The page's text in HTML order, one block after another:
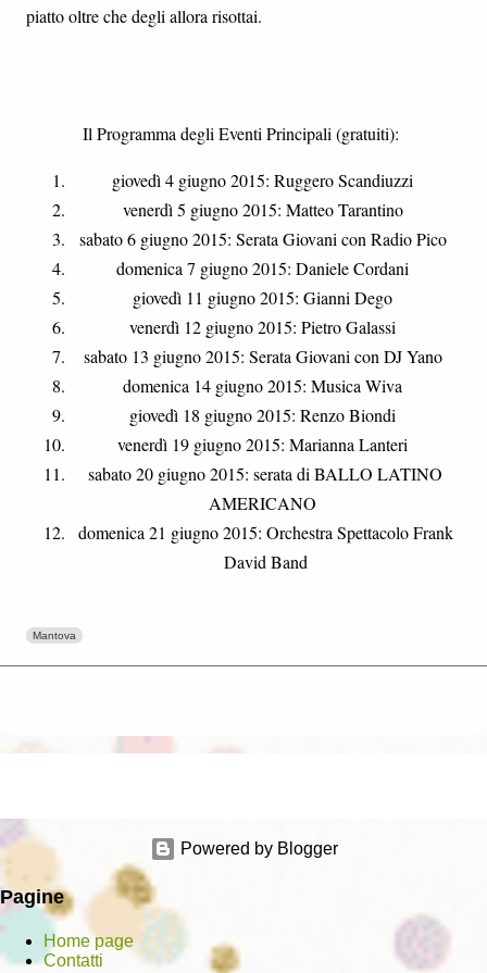
piatto oltre che degli allora risottai.
Il Programma degli Eventi Principali (gratuiti):
giovedì 4 giugno 2015: Ruggero Scandiuzzi
venerdì 5 giugno 2015: Matteo Tarantino
sabato 6 giugno 2015: Serata Giovani con Radio Pico
domenica 7 giugno 2015: Daniele Cordani
giovedì 11 giugno 2015: Gianni Dego
venerdì 12 giugno 2015: Pietro Galassi
sabato 13 giugno 2015: Serata Giovani con DJ Yano
domenica 14 giugno 2015: Musica Wiva
giovedì 18 giugno 2015: Renzo Biondi
venerdì 19 giugno 2015: Marianna Lanteri
sabato 20 giugno 2015: serata di BALLO LATINO
AMERICANO
domenica 21 giugno 2015: Orchestra Spettacolo Frank
David Band
Mantova
Powered by Blogger
Pagine
Home page
Contatti